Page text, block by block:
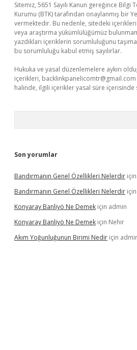
Sitemiz, 5651 Sayılı Kanun gereğince Bilgi
Kurumu (BTK) tarafından onaylanmış bir
vermektedir. Bu nedenle, sitedeki
veya araştırma yükümlülüğümüz
yazdıkları içeriklerin sorumluluğunu
bu sorumluluğu kabul etmiş sayılırlar.
Hukuka ve yasal düzenlemelere aykırı
içerikleri, backlinkpanelicomtr@gmail.com
halinde, ilgili içerikler yasal süre içerisinde
Son yorumlar
Bandırmanın Genel Özellikleri Nelerdir için
Bandırmanın Genel Özellikleri Nelerdir için
Konyaray Banliyö Ne Demek için admin
Konyaray Banliyö Ne Demek için Nehir
Akım Yoğunluğunun Birimi Nedir için